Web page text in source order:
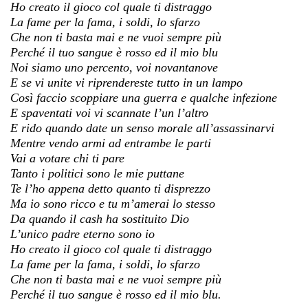
Ho creato il gioco col quale ti distraggo
La fame per la fama, i soldi, lo sfarzo
Che non ti basta mai e ne vuoi sempre più
Perché il tuo sangue è rosso ed il mio blu
Noi siamo uno percento, voi novantanove
E se vi unite vi riprendereste tutto in un lampo
Così faccio scoppiare una guerra e qualche infezione
E spaventati voi vi scannate l’un l’altro
E rido quando date un senso morale all’assassinarvi
Mentre vendo armi ad entrambe le parti
Vai a votare chi ti pare
Tanto i politici sono le mie puttane
Te l’ho appena detto quanto ti disprezzo
Ma io sono ricco e tu m’amerai lo stesso
Da quando il cash ha sostituito Dio
L’unico padre eterno sono io
Ho creato il gioco col quale ti distraggo
La fame per la fama, i soldi, lo sfarzo
Che non ti basta mai e ne vuoi sempre più
Perché il tuo sangue è rosso ed il mio blu.